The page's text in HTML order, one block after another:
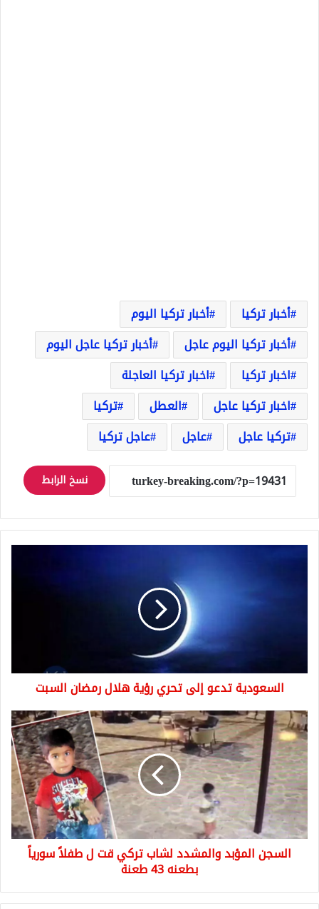
أخبار تركيا
أخبار تركيا اليوم
أخبار تركيا اليوم عاجل
أخبار تركيا عاجل اليوم
اخبار تركيا
اخبار تركيا العاجلة
اخبار تركيا عاجل
العطل
تركيا
تركيا عاجل
عاجل عاجل تركيا
نسخ الرابط
السعودية تدعو إلى تحري رؤية هلال رمضان السبت
السجن
المؤبد
والمشدد
لشاب
تركي
قت
ل
طفلاً
سورياً
بطعنهالسجن المؤبد والمشدد لشاب تركي قت ل طفلاً سورياً
بطعنه 43 طعنة